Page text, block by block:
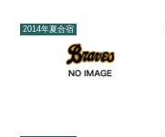
2014年夏合宿